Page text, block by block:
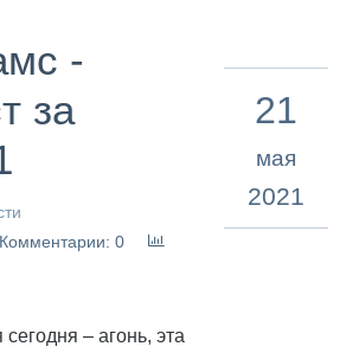
-
за
Комментарии: 0
21
мая
2021
– агонь, эта